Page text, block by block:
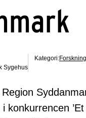
Sygehus
Kategori:Forskning
konkurrencen